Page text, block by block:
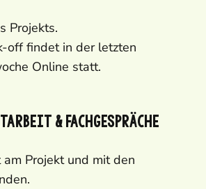
Projekts.
off findet in der letzten
Online statt.
& Fachgespräche
Projekt und mit den